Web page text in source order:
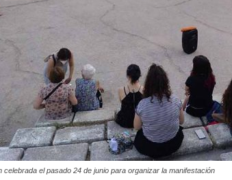
celebrada el pasado 24 de junio para organizar la manifestación